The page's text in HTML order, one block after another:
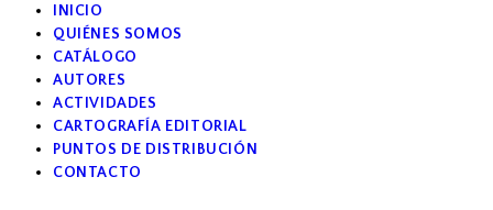
INICIO
QUIÉNES SOMOS
CATÁLOGO
AUTORES
ACTIVIDADES
CARTOGRAFÍA EDITORIAL
PUNTOS DE DISTRIBUCIÓN
CONTACTO